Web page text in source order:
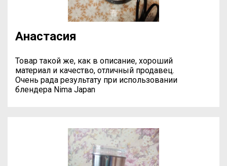
Анастасия
Товар такой же, как в описание, хороший
материал и качество, отличный продавец.
Очень рада результату при использовании
блендера Nima Japan